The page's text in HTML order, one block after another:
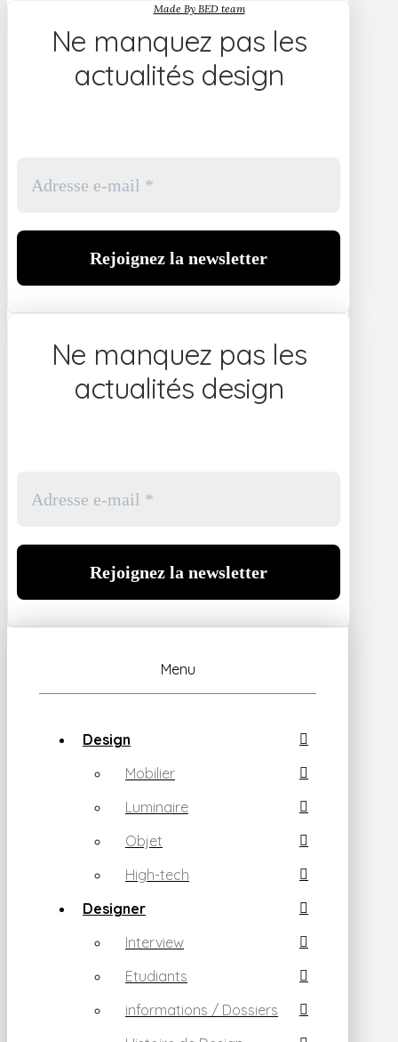
Made By BED team
Ne manquez pas les
actualités design
Ne manquez pas les
actualités design
Menu
Design
Mobilier
Luminaire
Objet
High-tech
Designer
Interview
Etudiants
informations / Dossiers